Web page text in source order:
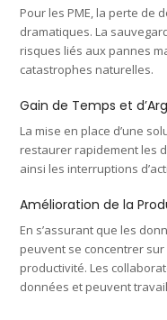
Pour les PME, la perte de
dramatiques. La
risques liés aux pannes
catastrophes naturelles.
Gain de Temps et
La mise en place d’une
restaurer rapidement les
ainsi les interruptions
Amélioration de la
En s’assurant que les
peuvent se concentrer
productivité. Les
données et peuvent